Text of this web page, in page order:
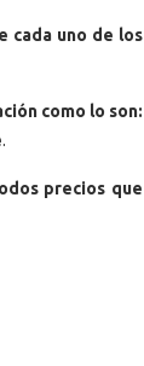
cada uno de los
como lo son:
.
precios que